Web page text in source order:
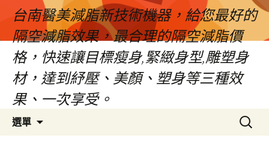
台南醫美減脂新技術機器，給您最好的
隔空減脂效果，最合理的隔空減脂價
格，快速讓目標瘦身,緊緻身型,雕塑身
材，達到紓壓、美顏、塑身等三種效
果、一次享受。
選單
搜
尋